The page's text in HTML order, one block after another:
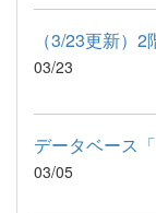
03/23
03/05